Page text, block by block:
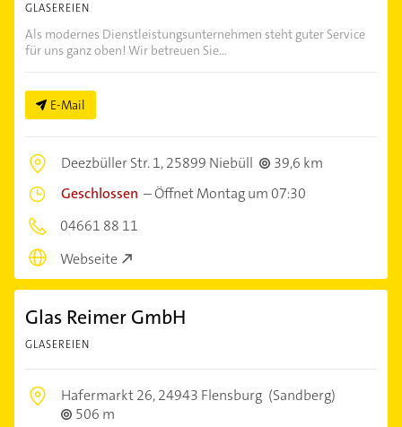
GLASEREIEN
Als modernes Dienstleistungsunternehmen steht guter Service
für uns ganz oben! Wir betreuen Sie...
E-Mail
Deezbüller Str. 1,25899 Niebüll
39,6 km
Geschlossen –Öffnet Montag um 07:30
04661 88 11
Webseite
Glas Reimer GmbH
GLASEREIEN
Hafermarkt 26,24943 Flensburg (Sandberg)
506 m